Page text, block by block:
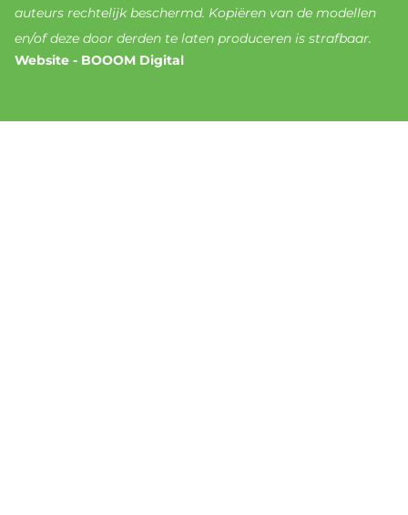
auteurs rechtelijk beschermd. Kopiëren van de modellen
en/of deze door derden te laten produceren is strafbaar.
Website - BOOOM Digital